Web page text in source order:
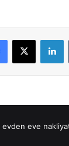
Facebook
X
evden eve